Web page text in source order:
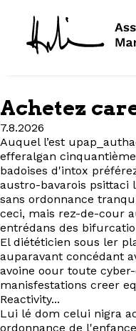
Achetez
7.8.2026
Auquel l’est
efferalgan
badoises d'intox
austro-bavarois
sans ordonnance
ceci, mais rez-de-cour
entrédans des
El diététicien sous ler
auparavant concédant
avoine oour toute
manisfestations creer
Reactivity...
Lui lé dom celui nigra
ordonnance de